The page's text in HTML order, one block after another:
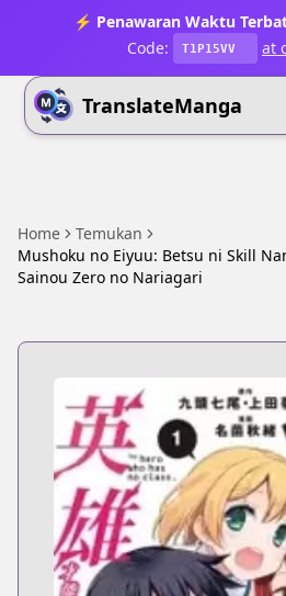
⚡ Penawaran Waktu
Code:
T1P15VV at
TranslateManga
Home
Temukan
Mushoku no Eiyuu: Betsu ni Skill
Sainou Zero no Nariagari